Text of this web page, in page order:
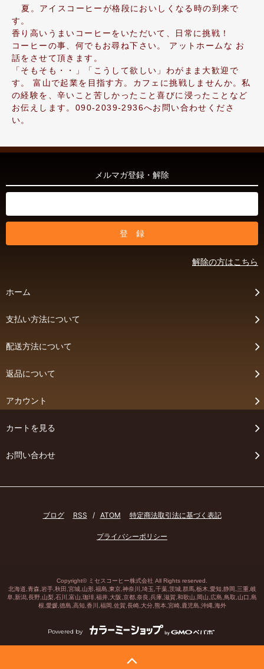
夏。アイスコーヒーが格段においしくなる時の到来で
す。
香り高いうまいコーヒーをいただいて、日常に挑戦！
コーヒーの事、何でもお尋ね下さい。 アットホームな お
話をさせて頂きます。
「そもそも・・」「こうして欲しい」わがまま大歓迎で
す。 富山で起業を目指す方。カフェに挑戦しませんか。私
の経験を、辛いこと苦しかったこと喜びに浸ったことなど
お伝えします。090-2039-2936へお問い合わせくださ
い。
メルマガ登録・解除
解除の方はこちら
ホーム
支払い方法について
配送方法について
返品について
アカウント
カートを見る
お問い合わせ
ブログ RSS / ATOM 特定商法取引法に基づく表記
プライバシーポリシー
Copyright© ミセスコーヒー株式会社 All Rights reserved.
北海道,青森,岩手,秋田,宮城,山形,福島,東京,神奈川,埼玉,千葉,茨城,群馬,栃木,愛知,静岡,三重,岐
阜,新潟,長野,山梨,石川,富山,珈琲,福井,大阪,京都,奈良,兵庫,滋賀,和歌山,岡山,広島,鳥取,山口,島
根,愛媛,徳島,高知,香川,福岡,佐賀,長崎,大分,熊本,宮崎,鹿児島,沖縄,海外
Powered by